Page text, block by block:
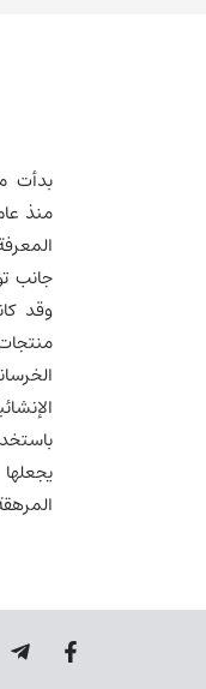
جانب
وقد